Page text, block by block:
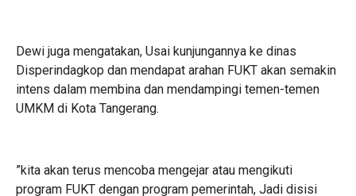
‎Dewi juga mengatakan, Usai kunjungannya ke dinas
Disperindagkop dan mendapat arahan FUKT akan semakin
intens dalam membina dan mendampingi temen-temen
UMKM di Kota Tangerang.
‎”kita akan terus mencoba mengejar atau mengikuti
program FUKT dengan program pemerintah, Jadi disisi